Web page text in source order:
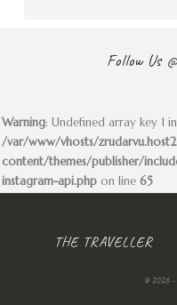
Follow Us
Warning: Undefined array key 1 in
/var/www/vhosts/
content/themes/publisher/
instagram-api.php on line 65
THE TRAVELLER
© 2026 -